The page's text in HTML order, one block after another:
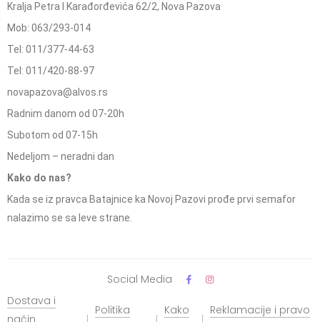
Kralja Petra I Karađorđevića 62/2, Nova Pazova
Mob: 063/293-014
Tel: 011/377-44-63
Tel: 011/420-88-97
novapazova@alvos.rs
Radnim danom od 07-20h
Subotom od 07-15h
Nedeljom – neradni dan
Kako do nas?
Kada se iz pravca Batajnice ka Novoj Pazovi prođe prvi semafor
nalazimo se sa leve strane.
Dostava i
Politika
Kako
Reklamacije i pravo
Social Media